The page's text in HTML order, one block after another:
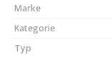
Marke
Kategorie
Typ